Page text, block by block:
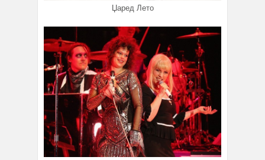
Џаред Лето